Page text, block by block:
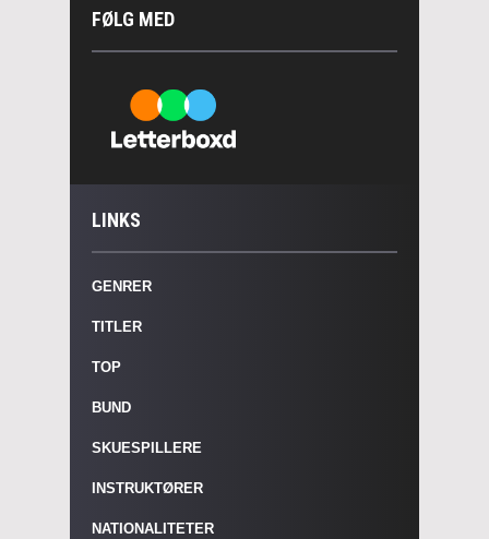
FØLG MED
LINKS
GENRER
TITLER
TOP
BUND
SKUESPILLERE
INSTRUKTØRER
NATIONALITETER